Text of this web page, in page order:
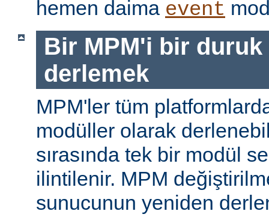
hemen daima event
Bir MPM'i bir
derlemek
MPM'ler tüm
modüller olarak
sırasında tek bir modül
ilintilenir. MPM
sunucunun yeniden